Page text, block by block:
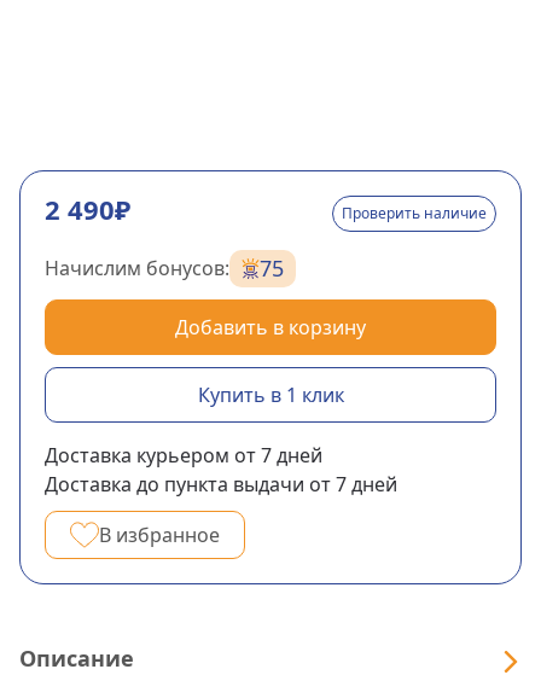
2 490₽ Проверить наличие
Начислим бонусов: 75
Добавить в корзину
Купить в 1 клик
Доставка курьером от 7дней
Доставка до пункта выдачи от 7дней
В избранное
Описание